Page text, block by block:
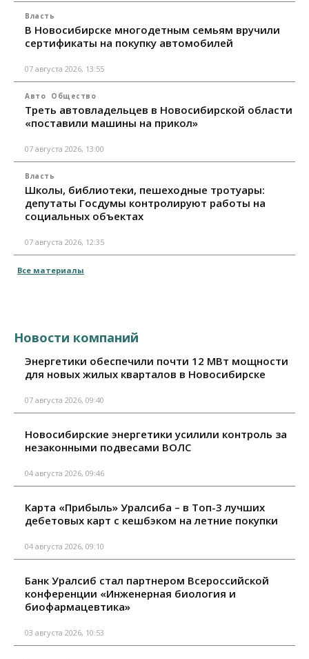
Власть
В Новосибирске многодетным семьям вручили
сертификаты на покупку автомобилей
07 августа 2026, 13:55
Авто Общество
Треть автовладельцев в Новосибирской области
«поставили машины на прикол»
07 августа 2026, 13:00
Власть
Школы, библиотеки, пешеходные тротуары:
депутаты Госдумы контролируют работы на
социальных объектах
07 августа 2026, 12:35
Все материалы
Новости компаний
Энергетики обеспечили почти 12 МВт мощности
для новых жилых кварталов в Новосибирске
07 августа 2026, 09:40
Новосибирские энергетики усилили контроль за
незаконными подвесами ВОЛС
04 августа 2026, 09:46
Карта «Прибыль» Уралсиба – в Топ-3 лучших
дебетовых карт с кешбэком на летние покупки
04 августа 2026, 09:10
Банк Уралсиб стал партнером Всероссийской
конференции «Инженерная биология и
биофармацевтика»
03 августа 2026, 10:53